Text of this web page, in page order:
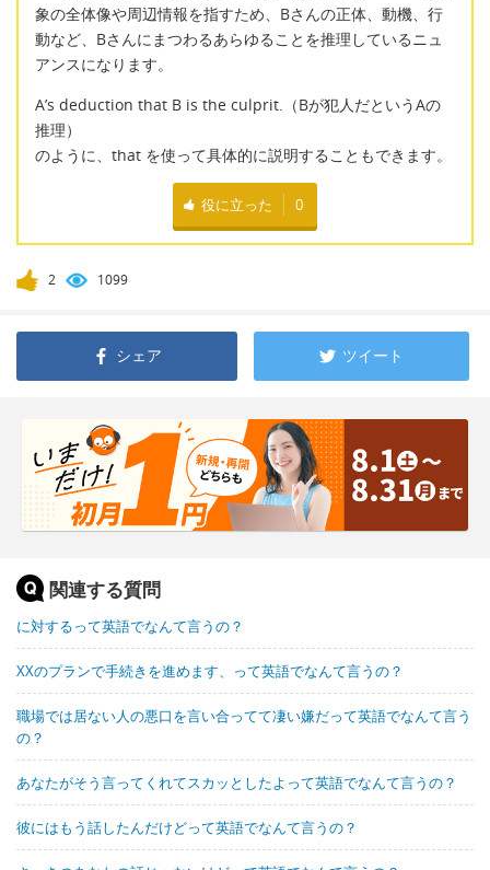
象の全体像や周辺情報を指すため、Bさんの正体、動機、行
動など、Bさんにまつわるあらゆることを推理しているニュ
アンスになります。
A’s deduction that B is the culprit.（Bが犯人だというAの
推理）
のように、that を使って具体的に説明することもできます。
役に立った 0
2 1099
シェア ツイート
関連する質問
に対するって英語でなんて言うの？
XXのプランで手続きを進めます、って英語でなんて言うの？
職場では居ない人の悪口を言い合ってて凄い嫌だって英語でなんて言う
の？
あなたがそう言ってくれてスカッとしたよって英語でなんて言うの？
彼にはもう話したんだけどって英語でなんて言うの？